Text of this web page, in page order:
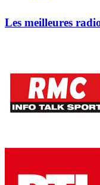
Les meilleures